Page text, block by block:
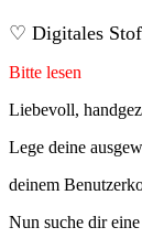
♡ Digitales
Bitte lesen
Liebevoll,
Lege deine
deinem
Nun suche dir